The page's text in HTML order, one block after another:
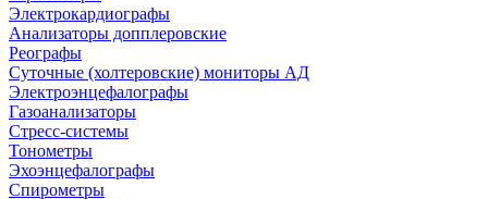
Электрокардиографы
Анализаторы допплеровские
Реографы
Суточные (холтеровские) мониторы АД
Электроэнцефалографы
Газоанализаторы
Стресс-системы
Тонометры
Эхоэнцефалографы
Спирометры